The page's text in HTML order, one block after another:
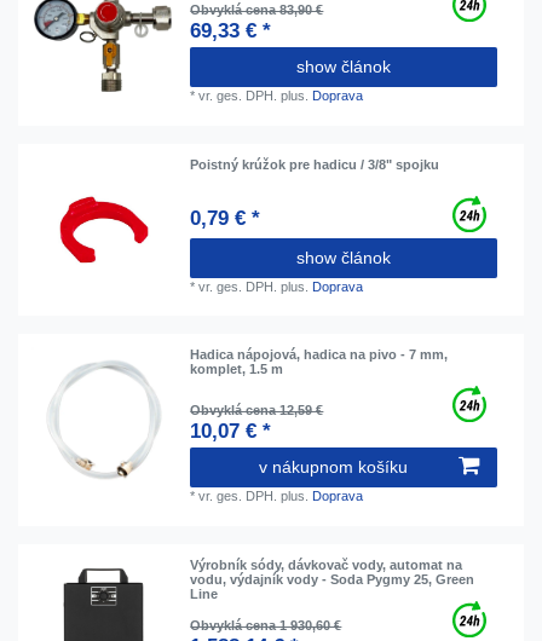
Obvyklá cena 83,90 €
69,33 € *
show článok
*vr. ges. DPH. plus. Doprava
Poistný krúžok pre hadicu / 3/8" spojku
0,79 € *
show článok
*vr. ges. DPH. plus. Doprava
Hadica nápojová, hadica na pivo - 7 mm,
komplet, 1.5 m
Obvyklá cena 12,59 €
10,07 € *
v nákupnom košíku
*vr. ges. DPH. plus. Doprava
Výrobník sódy, dávkovač vody, automat na
vodu, výdajník vody - Soda Pygmy 25, Green
Line
Obvyklá cena 1 930,60 €